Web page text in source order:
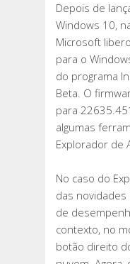
PARA
DE
E
Depois de
Windows 10,
Microsoft
para o
do programa
Beta. O
para
algumas
Explorador de
No caso do
das
de
contexto, no
botão direito